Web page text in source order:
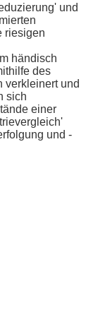
und
riesigen
händisch
des
verkleinert und
sich
einer
und -